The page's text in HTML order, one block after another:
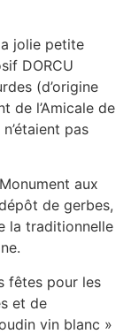
jolie petite
DORCU
(d’origine
de l’Amicale de
pas
aux
de gerbes,
la traditionnelle
fêtes pour les
et de
vin blanc »